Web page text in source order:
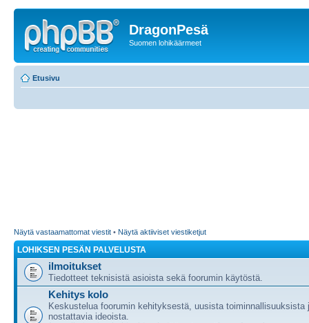
DragonPesä
Suomen lohikäärmeet
Etusivu
Näytä vastaamattomat viestit • Näytä aktiiviset viestiketjut
LOHIKSEN PESÄN PALVELUSTA
ilmoitukset
Tiedotteet teknisistä asioista sekä foorumin käytöstä.
Kehitys kolo
Keskustelua foorumin kehityksestä, uusista toiminnallisuuksista
nostattavia ideoista.